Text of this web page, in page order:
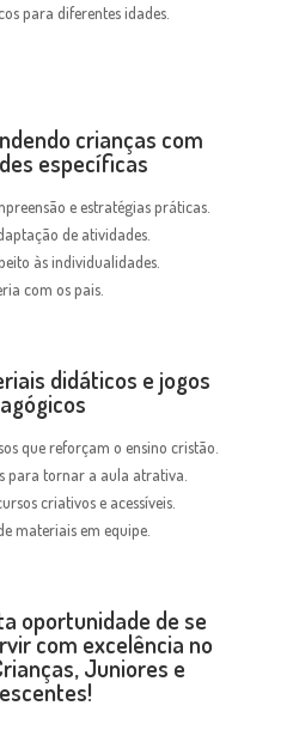
para diferentes idades.
crianças com
específicas
e estratégias práticas.
de atividades.
às individualidades.
com os pais.
didáticos e jogos
que reforçam o ensino cristão.
para tornar a aula atrativa.
criativos e acessíveis.
materiais em equipe.
oportunidade de se
com excelência no
Juniores e